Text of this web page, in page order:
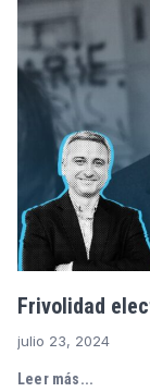
Frivolidad
julio 23, 2024
Leer más...